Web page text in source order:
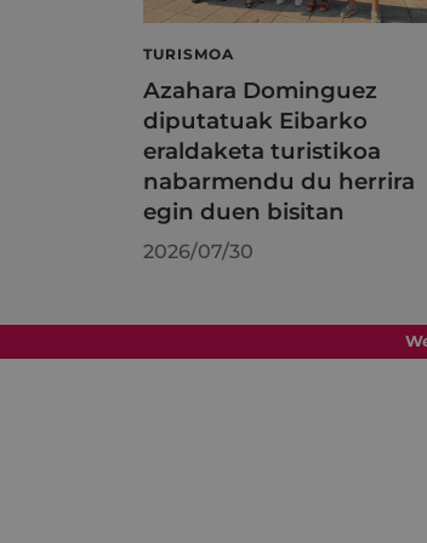
TURISMOA
Azahara Dominguez
diputatuak Eibarko
eraldaketa turistikoa
nabarmendu du herrira
egin duen bisitan
2026/07/30